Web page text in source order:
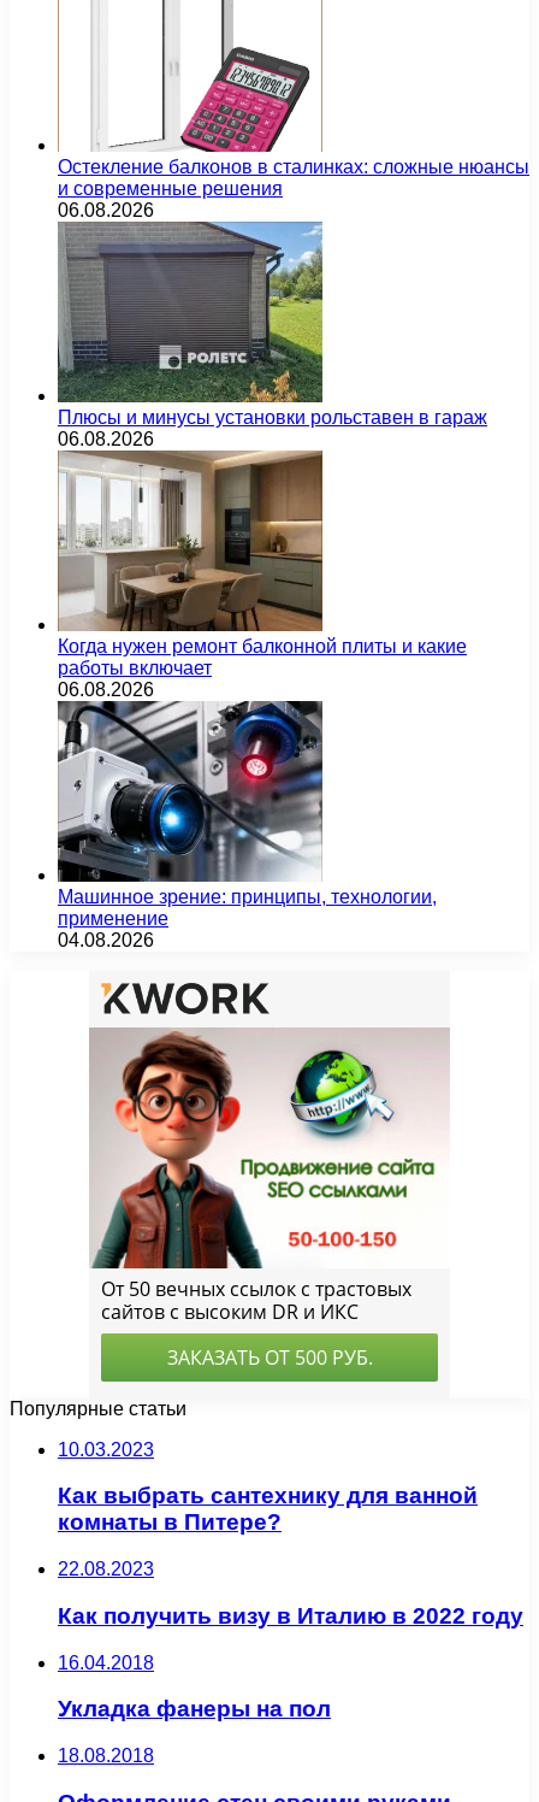
Остекление балконов в сталинках: сложные нюансы
и современные решения
06.08.2026
Плюсы и минусы установки рольставен в гараж
06.08.2026
Когда нужен ремонт балконной плиты и какие
работы включает
06.08.2026
Машинное зрение: принципы, технологии,
применение
04.08.2026
Популярные статьи
10.03.2023
Как выбрать сантехнику для ванной
комнаты в Питере?
22.08.2023
Как получить визу в Италию в 2022 году
16.04.2018
Укладка фанеры на пол
18.08.2018